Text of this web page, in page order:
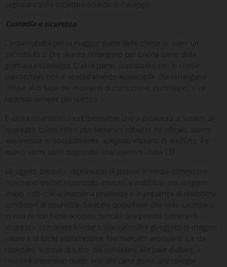
segnalata sulla rispettiva scheda di catalogo.
Custodia e sicurezza
L’impossibilità per la maggior parte delle chiese di avere un
sacrista, fa sì che queste rimangano per buona parte della
giornata incustodite. D’altra parte, soprattutto per le chiese
parrocchiali, non è assolutamente auspicabile che rimangano
chiuse al di fuori dei momenti di culto come, purtroppo, si va
facendo sempre più spesso.
È allora innanzitutto indispensabile che si provveda ai sistemi di
sicurezza: buoni infissi con serrature robuste ed efficaci, sbarre
alle finestre e, possibilmente, adeguati impianti di antifurto. Per
questi ultimi sono disponibili finanziamenti dalla CEI.
Gli oggetti preziosi, soprattutto di piccole e medie dimensioni,
non siano lasciati incustoditi, esposti al pubblico, ma vengano
esibiti solo con la massima prudenza e in presenza di realistiche
condizioni di sicurezza. Sarebbe opportuno che nelle sacristie o
in vani di non facile accesso, si ricavi una piccola camera di
sicurezza, con porta blindata, ove custodire gli oggetti di maggior
valore e di facile asportazione. Nel mercato antiquario, c’è da
ricordare, si trova di tutto: dai candelieri, alle pale d’altare, a
marmi e pavimenti divelti, fino alle carte gloria, alle tovaglie